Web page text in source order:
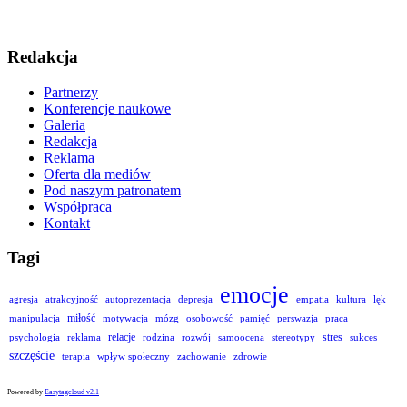
Redakcja
Partnerzy
Konferencje naukowe
Galeria
Redakcja
Reklama
Oferta dla mediów
Pod naszym patronatem
Współpraca
Kontakt
Tagi
agresja atrakcyjność autoprezentacja depresja emocje empatia kultura
lęk
manipulacja
miłość motywacja mózg osobowość pamięć perswazja
praca
psychologia
reklama relacje rodzina rozwój samoocena stereotypy stres sukces
szczęście terapia wpływ społeczny zachowanie zdrowie
Powered by Easytagcloud v2.1